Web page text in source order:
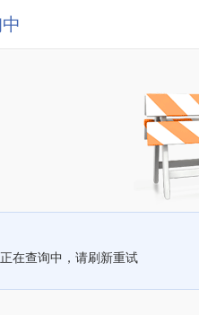
正在查询中，请刷新重试